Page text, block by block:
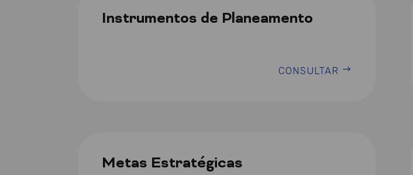
Instrumentos de Planeamento
CONSULTAR
Metas Estratégicas